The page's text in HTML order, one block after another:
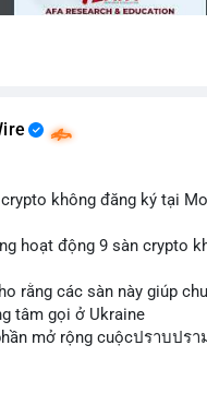
không đăng ký tại
hoạt động 9 sàn crypto
rằng các sàn này giúp
tâm gọi ở Ukraine
mở rộng cuộcปราบปร